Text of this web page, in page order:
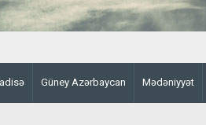
Güney Azərbaycan Mədəniyyət